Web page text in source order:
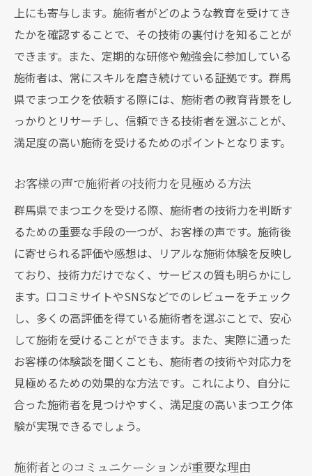
上にも寄与します。施術者がどのような教育を受けてき
たかを確認することで、その技術の裏付けを知ることが
できます。また、定期的な研修や勉強会に参加している
施術者は、常にスキルを磨き続けている証拠です。群馬
県でまつエクを依頼する際には、施術者の教育背景をし
っかりとリサーチし、信頼できる技術者を選ぶことが、
満足度の高い施術を受けるためのポイントとなります。
お客様の声で施術者の技術力を見極める方法
群馬県でまつエクを受ける際、施術者の技術力を判断す
るための重要な手段の一つが、お客様の声です。施術後
に寄せられる評価や感想は、リアルな施術体験を反映し
ており、技術力だけでなく、サービスの質も明らかにし
ます。口コミサイトやSNSなどでのレビューをチェック
し、多くの高評価を得ている施術者を選ぶことで、安心
して施術を受けることができます。また、実際に通った
お客様の体験談を聞くことも、施術者の技術や対応力を
見極めるための効果的な方法です。これにより、自分に
合った施術者を見つけやすく、満足度の高いまつエク体
験が実現できるでしょう。
施術者とのコミュニケーションが重要な理由